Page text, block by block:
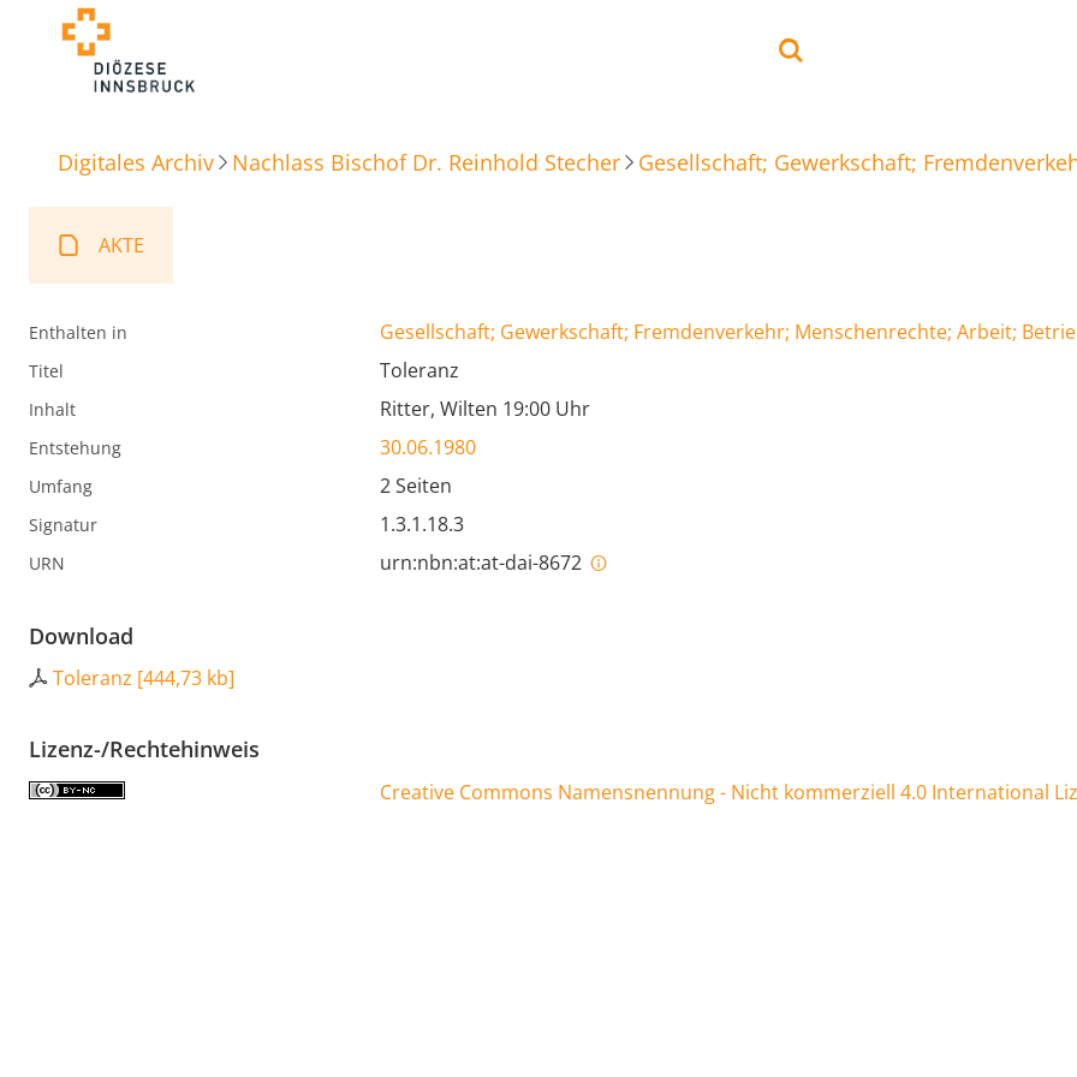
Digitales Archiv Nachlass Bischof Dr. Reinhold Stecher Gesellschaft; Gewerkschaft;
AKTE
Enthalten in Gesellschaft; Gewerkschaft; Fremdenverkehr; Menschenrechte; Arbeit;
Titel Toleranz
Inhalt Ritter, Wilten 19:00 Uhr
Entstehung 30.06.1980
Umfang 2 Seiten
Signatur 1.3.1.18.3
URN urn:nbn:at:at-dai-8672
Download
Toleranz [444,73 kb]
Lizenz-/Rechtehinweis
Creative Commons Namensnennung - Nicht kommerziell 4.0 International